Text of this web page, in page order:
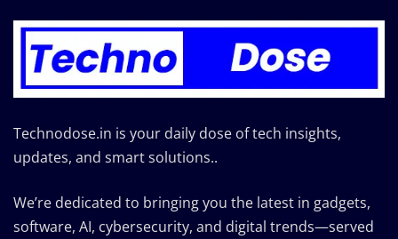
Technodose.in is your daily dose of tech insights,
updates, and smart solutions..
We’re dedicated to bringing you the latest in gadgets,
software, AI, cybersecurity, and digital trends—served